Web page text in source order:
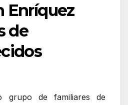
Enríquez
de
grupo de familiares de